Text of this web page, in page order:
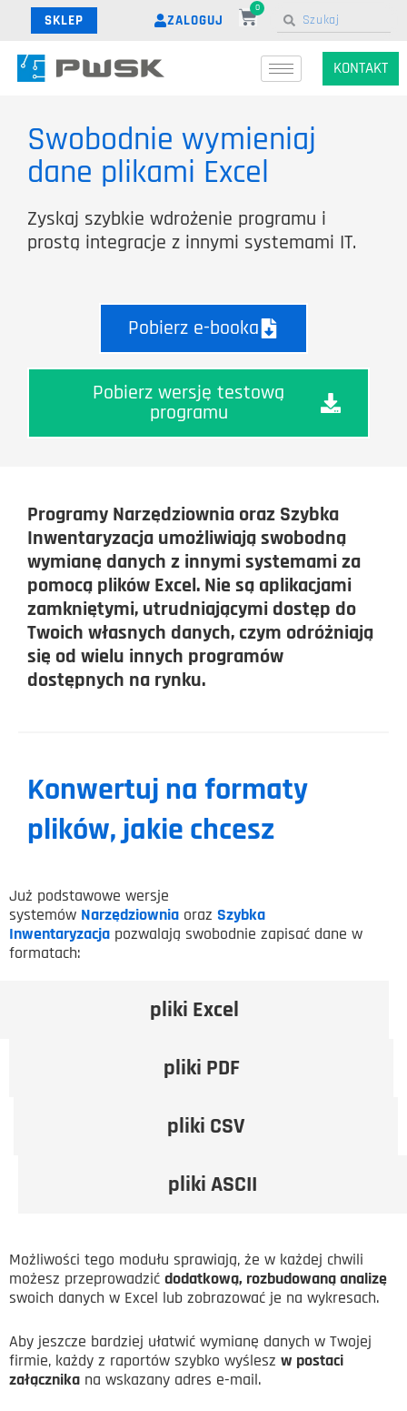
SKLEP ZALOGUJ
0
KONTAKT
Swobodnie wymieniaj
dane plikami Excel
Zyskaj szybkie wdrożenie programu i
prostą integracje z innymi systemami IT.
Pobierz e-booka
Pobierz wersję testową
programu
Programy Narzędziownia oraz Szybka
Inwentaryzacja umożliwiają swobodną
wymianę danych z innymi systemami za
pomocą plików Excel. Nie są aplikacjami
zamkniętymi, utrudniającymi dostęp do
Twoich własnych danych, czym odróżniają
się od wielu innych programów
dostępnych na rynku.
Konwertuj na formaty
plików, jakie chcesz
Już podstawowe wersje
systemów Narzędziownia oraz Szybka
Inwentaryzacja pozwalają swobodnie zapisać dane w
formatach:
pliki Excel
pliki PDF
pliki CSV
pliki ASCII
Możliwości tego modułu sprawiają, że w każdej chwili
możesz przeprowadzić dodatkową, rozbudowaną analizę
swoich danych w Excel lub zobrazować je na wykresach.
Aby jeszcze bardziej ułatwić wymianę danych w Twojej
firmie, każdy z raportów szybko wyślesz w postaci
załącznika na wskazany adres e-mail.